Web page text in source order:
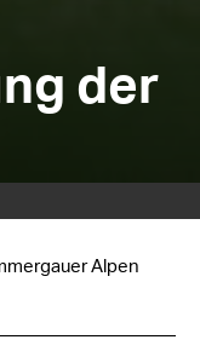
der
Alpen